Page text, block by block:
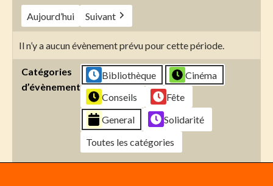
Aujourd’hui Suivant
Il n’y a aucun évènement prévu pour cette période.
Catégories
d’évènement
Bibliothèque
Cinéma
Conseils
Fête
General
Solidarité
Toutes les catégories